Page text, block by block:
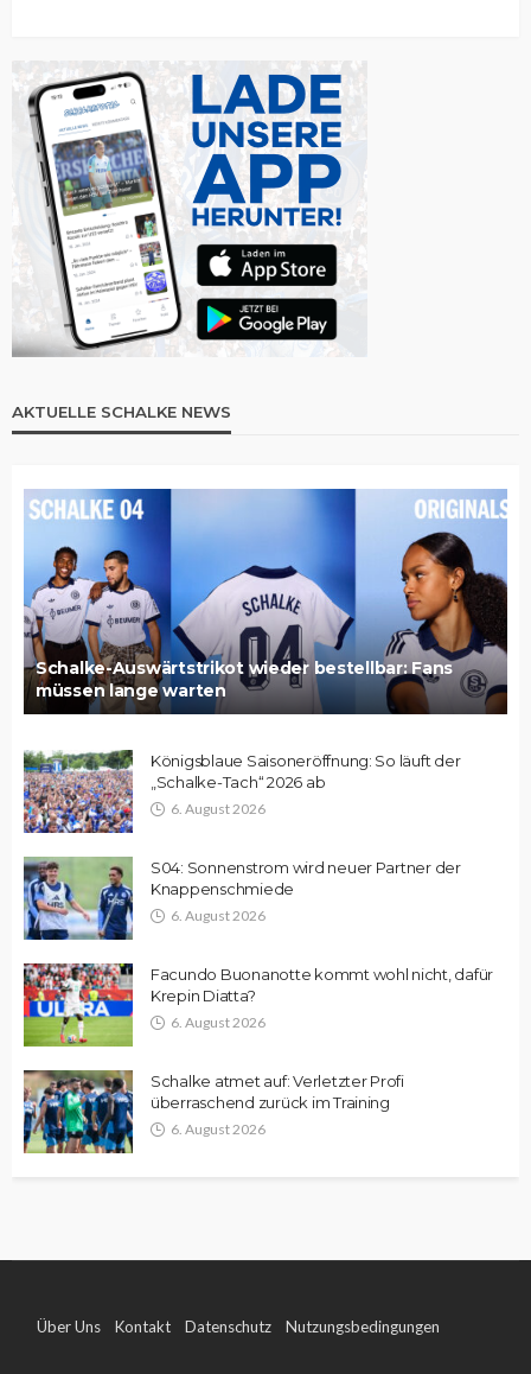
AKTUELLE SCHALKE NEWS
Schalke-Auswärtstrikot wieder bestellbar: Fans
müssen lange warten
Königsblaue Saisoneröffnung: So läuft der
„Schalke-Tach“ 2026 ab
6. August 2026
S04: Sonnenstrom wird neuer Partner der
Knappenschmiede
6. August 2026
Facundo Buonanotte kommt wohl nicht, dafür
Krepin Diatta?
6. August 2026
Schalke atmet auf: Verletzter Profi
überraschend zurück im Training
6. August 2026
Über Uns Kontakt Datenschutz Nutzungsbedingungen